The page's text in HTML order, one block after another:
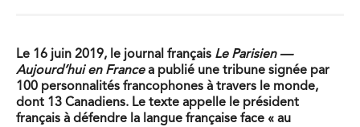
Le 16 juin 2019, le journal français Le Parisien —
Aujourd’hui en Francea publié une tribune signée par
100 personnalités francophones à travers le monde,
dont 13 Canadiens. Le texte appelle le président
français à défendre la langue française face « au